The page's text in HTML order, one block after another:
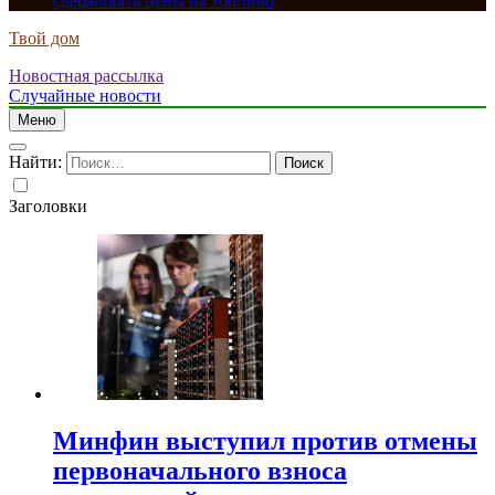
Твой дом
Новостная рассылка
Случайные новости
Меню
Найти:
Заголовки
Минфин выступил против отмены
первоначального взноса